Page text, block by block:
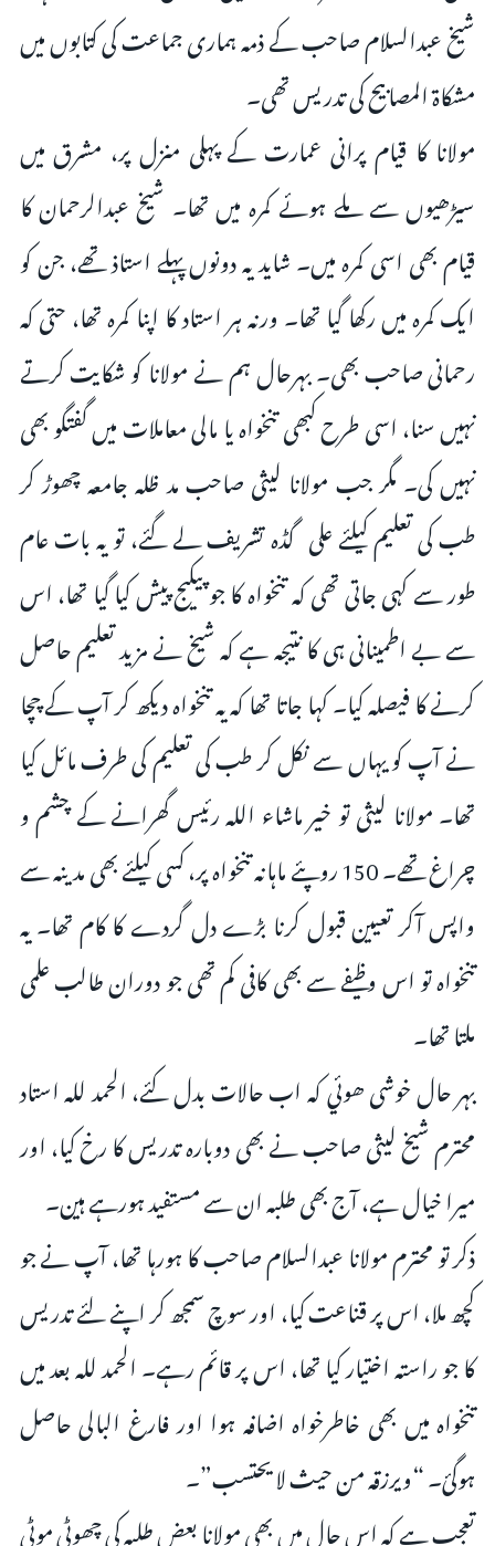
شیخ عبدالسلام صاحب کے ذمہ ہماری جماعت کی کتابوں میں
مشکاة المصابیح کی تدریس تھی۔
مولانا کا قیام پرانی عمارت کے پہلی منزل پر، مشرق میں
سیڑھیوں سے ملے ہوئے کمرہ میں تھا۔ شیخ عبدالرحمان کا
قیام بھی اسی کمرہ میں۔ شاید یہ دونوں پہلے استاذ تھے، جن کو
ایک کمرہ میں رکھا گیا تھا۔ ورنہ ہر استاد کا اپنا کمرہ تھا، حتی کہ
رحمانی صاحب بھی۔ بہرحال ہم نے مولانا کو شکایت کرتے
نہیں سنا، اسی طرح کبھی تنخواہ یا مالی معاملات میں گفتگو بھی
نہیں کی۔ مگر جب مولانا لیثی صاحب مد ظلہ جامعہ چھوڑ کر
طب کی تعلیم کیلئے علی گڈہ تشریف لے گئے، تو یہ بات عام
طور سے کہی جاتی تھی کہ تنخواہ کا جو پیکیج پیش کیا گیا تھا، اس
سے بے اطمينانی ہی کا نتیجہ ہے کہ شیخ نے مزید تعلیم حاصل
کرنے کا فیصلہ کیا۔ کہا جاتا تھا کہ یہ تنخواہ دیکھ کر آپ کے چچا
نے آپ کو یہاں سے نکل کر طب کی تعلیم کی طرف مائل کیا
تھا۔ مولانا لیثی تو خیر ماشاء اللہ رئیس گھرانے کے چشم و
چراغ تھے۔ 150 روپئے ماہانہ تنخواہ پر، کسی کیلئے بھی مدینہ سے
واپس آکر تعیین قبول کرنا بڑے دل گردے کا کام تھا۔ یہ
تنخواہ تو اس وظیفے سے بھی کافی کم تھی جو دوران طالب علمی
ملتا تھا۔
بہر حال خوشی ھوئي کہ اب حالات بدل کئے، الحمد للہ استاد
محترم شیخ لیثی صاحب نے بھی دوبارہ تدریس کا رخ کیا، اور
میرا خیال ہے، آج بھی طلبہ ان سے مستفید ہورہے ہین۔
ذکر تو محترم مولانا عبدالسلام صاحب کا ہورہا تھا، آپ نے جو
کچھ ملا، اس پر قناعت کیا، اور سوچ سمجھ کر اپنے لئے تدریس
کا جو راستہ اختیار کیا تھا، اس پر قائم رہے۔ الحمد للہ بعد میں
تنخواہ میں بھی خاطرخواہ اضافہ ہوا اور فارغ البالی حاصل
ہوگئ۔ “ویرزقہ من حیث لا یحتسب”۔
تعجب ہے کہ اس حال میں بھی مولانا بعض طلبہ کی چھوٹی موٹی